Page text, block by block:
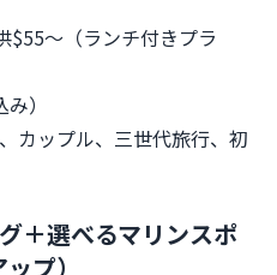
$55〜（ランチ付きプラ
）
カップル、三世代旅行、初
＋選べるマリンスポ
プ）